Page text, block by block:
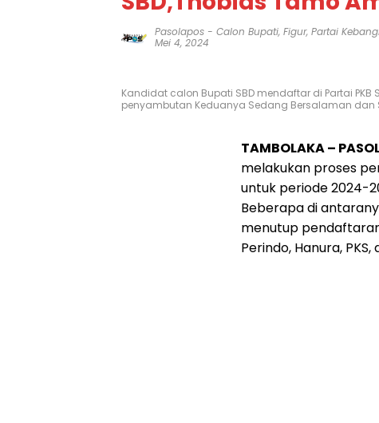
Pasolapos - Calon Bupati, Figur, Partai
Mei 4, 2024
Kandidat calon Bupati SBD mendaftar di Partai PKB
penyambutan Keduanya Sedang Bersalaman
TAMBOLAKA –
melakukan proses
untuk periode 2024-
Beberapa di
menutup
Perindo, Hanura,